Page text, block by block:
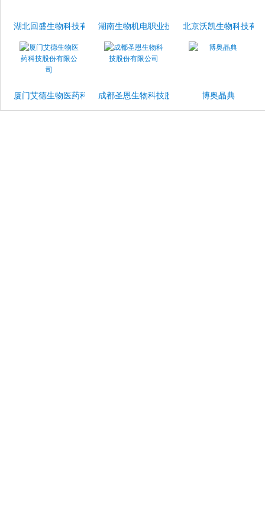
湖北回盛生物科技有限公司湖南生物机电职业技术学院北京沃凯生物科技有
厦门艾德生物医药科技股份有限公司成都圣恩生物科技股份有限公司博奥晶典